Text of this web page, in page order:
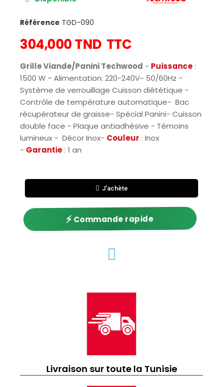
Référence TGD-090
304,000 TND TTC
Grille Viande/Panini Techwood - Puissance :
1500 W - Alimentation: 220-240V~ 50/60Hz -
Système de verrouillage Cuisson diététique -
Contrôle de température automatique- Bac
récupérateur de graisse- Spécial Panini- Cuisson
double face - Plaque antiadhésive - Témoins
lumineux - Décor Inox- Couleur : Inox
- Garantie : 1 an
J'achète
⚡Commande rapide
Livraison sur toute la Tunisie